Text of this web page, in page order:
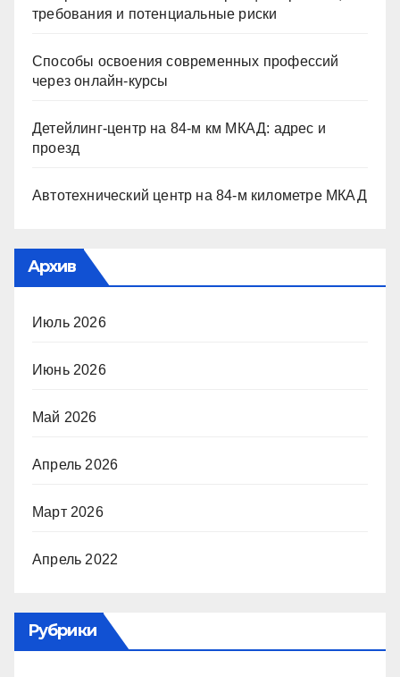
требования и потенциальные риски
Способы освоения современных профессий
через онлайн-курсы
Детейлинг-центр на 84-м км МКАД: адрес и
проезд
Автотехнический центр на 84-м километре МКАД
Архив
Июль 2026
Июнь 2026
Май 2026
Апрель 2026
Март 2026
Апрель 2022
Рубрики